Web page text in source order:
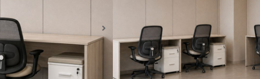
Nota: Cajoneras, vallas separadoras y
separado
990.00 - S/2,390.00
Ficha Técnica Garantía